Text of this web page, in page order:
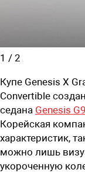
1 / 2
Купе Genesis X
Convertible
седана Genesis
Корейская
характеристик,
можно лишь
укороченную